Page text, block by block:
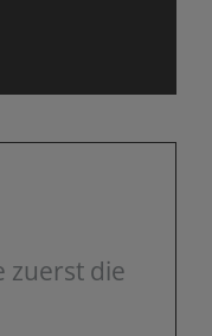
zuerst die